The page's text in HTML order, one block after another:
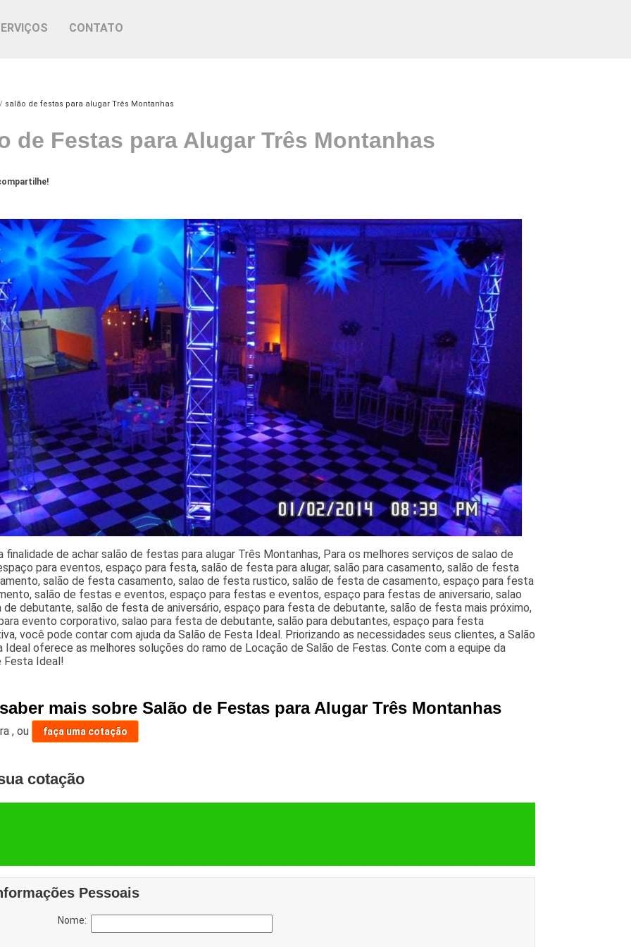
CONTATO
salão de festas para alugar Três Montanhas
de Festas para Alugar Três Montanhas
finalidade de achar salão de festas para alugar Três Montanhas, Para os melhores serviços de salao de
para eventos, espaço para festa, salão de festa para alugar, salão para casamento, salão de festa
salão de festa casamento, salao de festa rustico, salão de festa de casamento, espaço para festa
salão de festas e eventos, espaço para festas e eventos, espaço para festas de aniversario, salao
debutante, salão de festa de aniversário, espaço para festa de debutante, salão de festa mais próximo,
evento corporativo, salao para festa de debutante, salão para debutantes, espaço para festa
você pode contar com ajuda da Salão de Festa Ideal. Priorizando as necessidades seus clientes, a Salão
Ideal oferece as melhores soluções do ramo de Locação de Salão de Festas. Conte com a equipe da
Festa Ideal!
mais sobre Salão de Festas para Alugar Três Montanhas
,ou faça uma cotação
cotação
Pessoais
Nome: